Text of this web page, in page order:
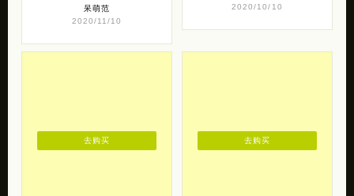
呆萌范
2020/11/10
2020/10/10
去购买 去购买